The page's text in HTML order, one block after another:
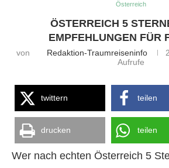
Österreich
ÖSTERREICH 5
EMPFEHLUNGEN FÜR
von Redaktion-Traumreiseninfo
Aufrufe
twittern teilen
drucken teilen
Wer nach echten Österreich 5